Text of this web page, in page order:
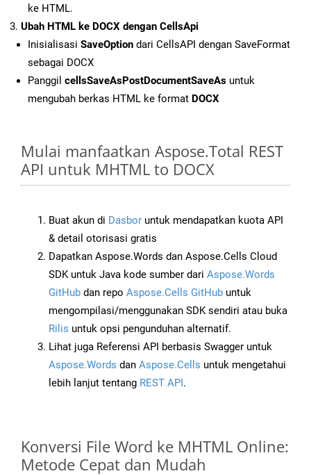
ke HTML.
Ubah HTML ke DOCX dengan CellsApi
Inisialisasi SaveOption dari CellsAPI dengan SaveFormat
sebagai DOCX
Panggil cellsSaveAsPostDocumentSaveAs untuk
mengubah berkas HTML ke format DOCX
Mulai manfaatkan Aspose.Total REST
API untuk MHTML to DOCX
Buat akun di Dasbor untuk mendapatkan kuota API
& detail otorisasi gratis
Dapatkan Aspose.Words dan Aspose.Cells Cloud
SDK untuk Java kode sumber dari Aspose.Words
GitHub dan repo Aspose.Cells GitHub untuk
mengompilasi/menggunakan SDK sendiri atau buka
Rilis untuk opsi pengunduhan alternatif.
Lihat juga Referensi API berbasis Swagger untuk
Aspose.Words dan Aspose.Cells untuk mengetahui
lebih lanjut tentang REST API.
Konversi File Word ke MHTML Online:
Metode Cepat dan Mudah